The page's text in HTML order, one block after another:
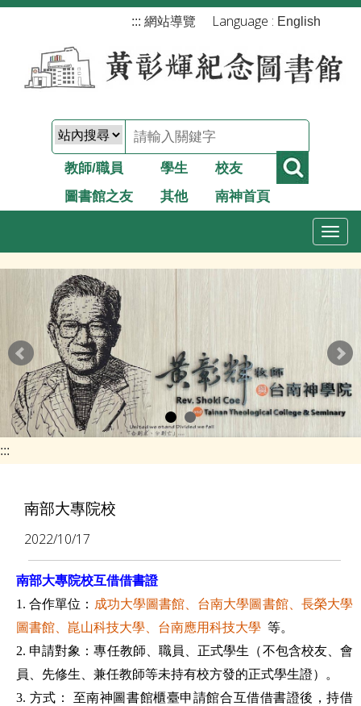
跳
::: 網站導覽 Language : English
教師/職員 學生
校友
圖書館之友
其他 南神首頁
T
l
e
n
a
o
:::
南部大專院校
2022/10/17
南部大專院校互借借書證
1.合作單位： 成功大學圖書館 台南大學圖書館、 長榮大學
圖書館
崑山科技大學 台南應用科技大學 等。
2. 申請對象：專任教師、職員、正式學生（不包含校友、會
員、先修生、兼任教師等未持有校方發的正式學生證）。
3. 方式：
至南神圖書館櫃臺申請館合互借借書證後，持借